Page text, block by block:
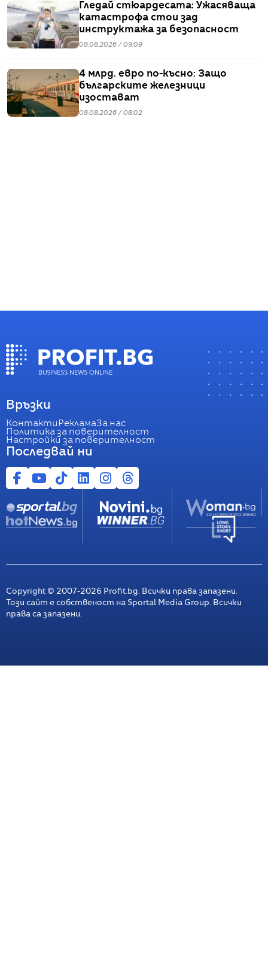
Гледай стюардесата: Ужасяваща
катастрофа стои зад
инструктажа за безопасност
08.08.2026 / 09:09
4 млрд. евро по-късно: Защо
българските железници
изостават
08.08.2026 / 08:02
Връзки
Контакти РекламаЗа нас
Политика за поверителност
Настройки за поверителност
Последвай ни
Copyright © 2007-2026 Profit.bg. Всички права запазени.
Този сайт е собственост на Sportal Media Group. Всички
права са запазени.